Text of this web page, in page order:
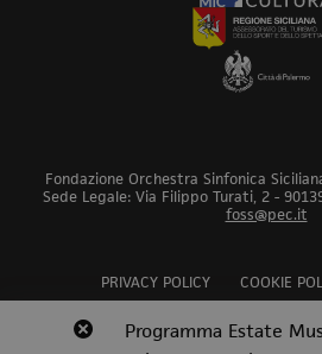
Revoca bando
Programma Estate
Fondazione Orchestra Sinfonica
Sede Legale: Via Filippo Turati, 2 -
foss@pec.it
PRIVACY POLICY COOKIE